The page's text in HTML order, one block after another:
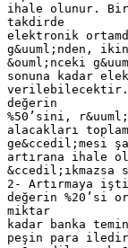
ihale olunur.
takdirde
elektronik
g&uuml;nden,
&ouml;nceki
sonuna kadar
verilebilecektir.
değerin
%50’sini,
alacakları
ge&ccedil;mesi
artırana ihale
2- Artırmaya
değerin %20’si
miktar
kadar banka
peşin para